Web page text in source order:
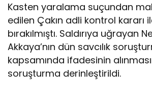
Kasten yaralama suçundan
edilen Çakın adli kontrol kararı
bırakılmıştı. Saldırıya uğrayan
Akkaya’nın dün savcılık
kapsamında ifadesinin
soruşturma derinleştirildi.